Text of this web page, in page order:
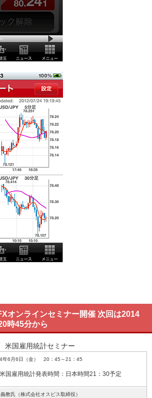
オンラインセミナー開催 次回は2014
時45分から
米国雇用統計セミナー
年6月6日（金） 20：45～21：45
米国雇用統計発表時間：日本時間21：30予定
教氏（株式会社オスピス取締役）